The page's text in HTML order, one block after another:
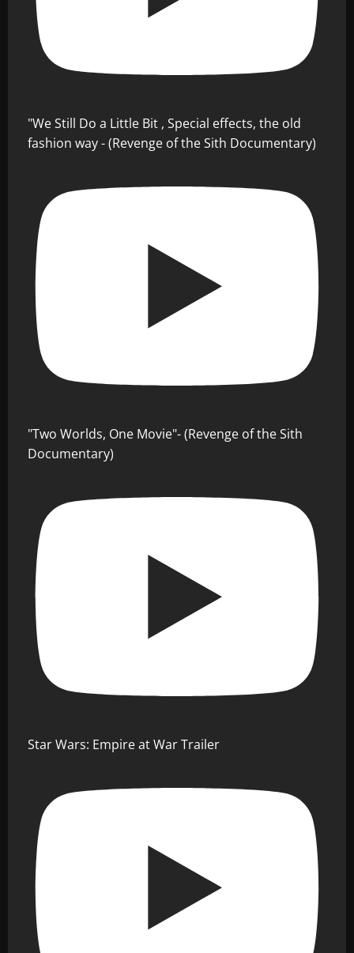
"We Still Do a Little Bit , Special effects, the old
fashion way - (Revenge of the Sith Documentary)
"Two Worlds, One Movie"- (Revenge of the Sith
Documentary)
Star Wars: Empire at War Trailer